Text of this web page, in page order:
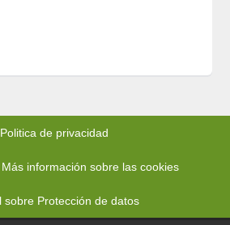
Politica de privacidad
Más información sobre las cookies
sobre Protección de datos